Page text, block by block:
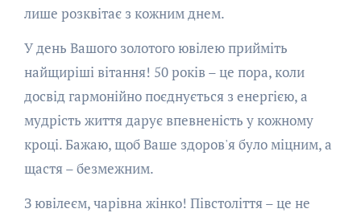
лише розквітає з кожним днем.
У день Вашого золотого ювілею прийміть
найщиріші вітання! 50 років – це пора, коли
досвід гармонійно поєднується з енергією, а
мудрість життя дарує впевненість у кожному
кроці. Бажаю, щоб Ваше здоров'я було міцним, а
щастя – безмежним.
З ювілеєм, чарівна жінко! Півстоліття – це не